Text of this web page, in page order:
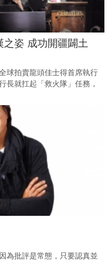
之姿 成功開疆闢土
拍賣龍頭佳士得首席執行
長就扛起「救火隊」任務，
得業績創下新高。
為批評是常態，只要認真並